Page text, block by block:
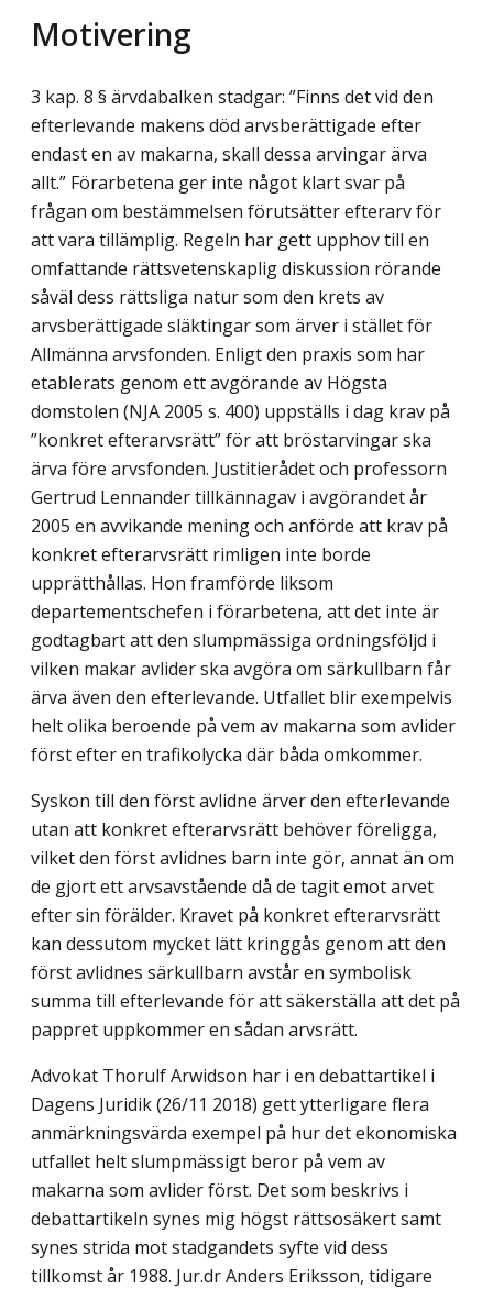
Motivering
3 kap. 8 § ärvdabalken stadgar: ”Finns det vid den
efterlevande makens död arvsberättigade efter
endast en av makarna, skall dessa arvingar ärva
allt.” Förarbetena ger inte något klart svar på
frågan om bestämmelsen förutsätter efterarv för
att vara tillämplig. Regeln har gett upphov till en
omfattande rättsvetenskaplig diskussion rörande
såväl dess rättsliga natur som den krets av
arvsberättigade släktingar som ärver i stället för
Allmänna arvsfonden. Enligt den praxis som har
etablerats genom ett av­görande av Högsta
domstolen (NJA 2005 s. 400) uppställs i dag krav på
”konkret efter­arvsrätt” för att bröstarvingar ska
ärva före arvsfonden. Justitierådet och professorn
Gertrud Lennander tillkännagav i avgörandet år
2005 en avvikande mening och anförde att krav på
konkret efterarvsrätt rimligen inte borde
upprätthållas. Hon framförde liksom
departementschefen i förarbetena, att det inte är
godtagbart att den slumpmässiga ordningsföljd i
vilken makar avlider ska avgöra om särkullbarn får
ärva även den efterlevande. Utfallet blir exempelvis
helt olika beroende på vem av makarna som avlider
först efter en trafikolycka där båda omkommer.
Syskon till den först avlidne ärver den efterlevande
utan att konkret efterarvsrätt behöver föreligga,
vilket den först avlidnes barn inte gör, annat än om
de gjort ett arvsavstående då de tagit emot arvet
efter sin förälder. Kravet på konkret efterarvsrätt
kan dessutom mycket lätt kringgås genom att den
först avlidnes särkullbarn avstår en symbolisk
summa till efterlevande för att säkerställa att det på
pappret uppkommer en sådan arvsrätt.
Advokat Thorulf Arwidson har i en debattartikel i
Dagens Juridik (26/11 2018) gett ytterligare flera
anmärkningsvärda exempel på hur det ekonomiska
utfallet helt slump­mässigt beror på vem av
makarna som avlider först. Det som beskrivs i
debattartikeln synes mig högst rättsosäkert samt
synes strida mot stadgandets syfte vid dess
tillkomst år 1988. Jur.dr Anders Eriksson, tidigare